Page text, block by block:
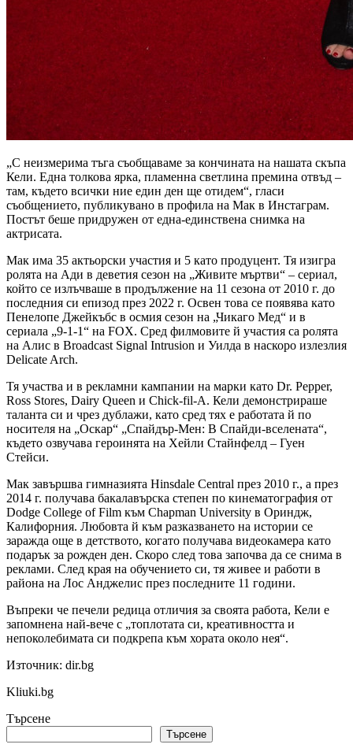
„С неизмерима тъга съобщаваме за кончината на нашата скъпа
Кели. Една толкова ярка, пламенна светлина премина отвъд –
там, където всички ние един ден ще отидем“, гласи
съобщението, публикувано в профила на Мак в Инстаграм.
Постът беше придружен от една-единствена снимка на
актрисата.
Мак има 35 актьорски участия и 5 като продуцент. Тя изигра
ролята на Ади в деветия сезон на „Живите мъртви“ – сериал,
който се излъчваше в продължение на 11 сезона от 2010 г. до
последния си епизод през 2022 г. Освен това се появява като
Пенелопе Джейкъбс в осмия сезон на „Чикаго Мед“ и в
сериала „9-1-1“ на FOX. Сред филмовите й участия са ролята
на Алис в Broadcast Signal Intrusion и Уилда в наскоро излезлия
Delicate Arch.
Тя участва и в рекламни кампании на марки като Dr. Pepper,
Ross Stores, Dairy Queen и Chick-fil-A. Кели демонстрираше
таланта си и чрез дублажи, като сред тях е работата й по
носителя на „Оскар“ „Спайдър-Мен: В Спайди-вселената“,
където озвучава героинята на Хейли Стайнфелд – Гуен
Стейси.
Мак завършва гимназията Hinsdale Central през 2010 г., а през
2014 г. получава бакалавърска степен по кинематография от
Dodge College of Film към Chapman University в Ориндж,
Калифорния. Любовта й към разказването на истории се
заражда още в детството, когато получава видеокамера като
подарък за рожден ден. Скоро след това започва да се снима в
реклами. След края на обучението си, тя живее и работи в
района на Лос Анджелис през последните 11 години.
Въпреки че печели редица отличия за своята работа, Кели е
запомнена най-вече с „топлотата си, креативността и
непоколебимата си подкрепа към хората около нея“.
Източник: dir.bg
Kliuki.bg
Търсене
Търсене